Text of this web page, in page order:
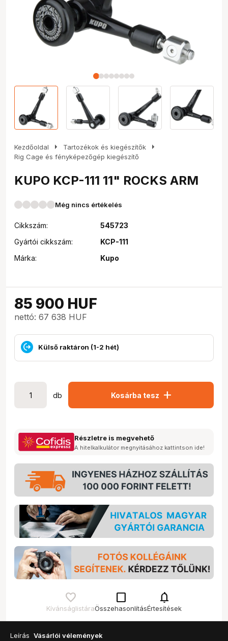
Kezdőoldal arrow_right Tartozékok és kiegészítők arrow_right
Rig Cage és fényképezőgép kiegészítő
KUPO KCP-111 11" ROCKS ARM
Még nincs értékelés
Cikkszám:
545723
Gyártói cikkszám:
KCP-111
Márka:
Kupo
85 900 HUF
nettó: 67 638 HUF
Külső raktáron (1-2 hét)
db Kosárba tesz add
Részletre is megvehető
A hitelkalkulátor megnyitásához kattintson ide!
Kívánságlistára
check_box_outline_blank
Összehasonlítás
notifications
Értesítések
Leírás Vásárlói vélemények